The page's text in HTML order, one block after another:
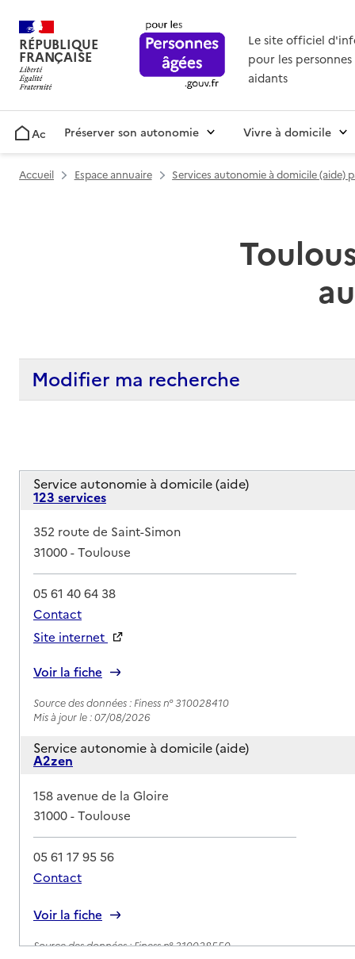
RÉPUBLIQUE
FRANÇAISE
Le site officiel
pour les personnes
aidants
AccueilPréserver son autonomie Vivre à domicile
Accueil Espace annuaire Services autonomie à domicile (aide)
Modifier ma recherche
Service autonomie à domicile (aide)
123 services
Adresse
352 route de Saint-Simon
31000-Toulouse
05 61 40 64 38
Contact
Site internet
Voir la fiche
Source des données : Finess n° 310028410
Mis à jour le : 07/08/2026
Service autonomie à domicile (aide)
A2zen
Adresse
158 avenue de la Gloire
31000-Toulouse
05 61 17 95 56
Contact
Voir la fiche
Source des données : Finess n° 310028550